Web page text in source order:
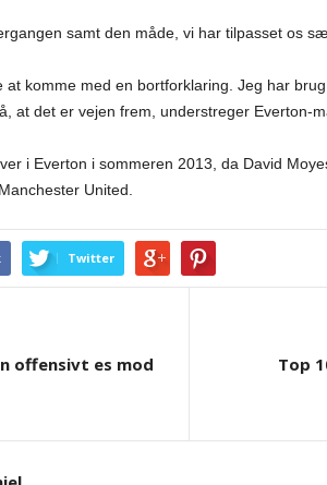
samt den måde, vi har tilpasset os
at komme med en bortforklaring. Jeg har
at det er vejen frem, understreger Everton-
i Everton i sommeren 2013, da David
United.
Twitter
offensivt es mod
Top